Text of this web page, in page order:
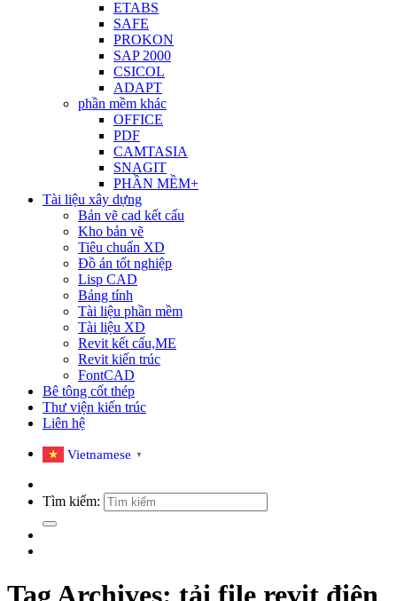
ETABS
SAFE
PROKON
SAP 2000
CSICOL
ADAPT
phần mềm khác
OFFICE
PDF
CAMTASIA
SNAGIT
PHẦN MỀM+
Tài liệu xây dựng
Bản vẽ cad kết cấu
Kho bản vẽ
Tiêu chuẩn XD
Đồ án tốt nghiệp
Lisp CAD
Bảng tính
Tài liệu phần mềm
Tài liệu XD
Revit kết cấu,ME
Revit kiến trúc
FontCAD
Bê tông cốt thép
Thư viện kiến trúc
Liên hệ
Vietnamese ▼
Tìm kiếm:
Tag Archives: tải file revit điện